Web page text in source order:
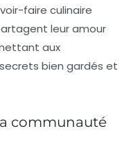
faire culinaire
leur amour
aux
bien gardés et
communauté